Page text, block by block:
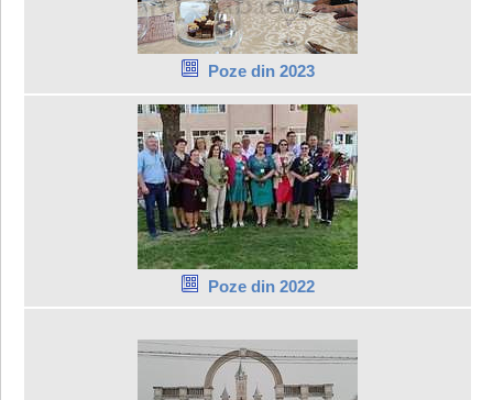
Poze din 2023
Poze din 2022